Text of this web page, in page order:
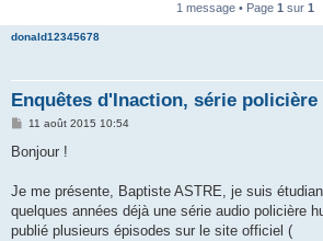
1 message • Page 1 sur 1
donald12345678
Enquêtes d'Inaction, série policière
M
s
g
11 août 2015 10:54
Bonjour !
Je me présente, Baptiste ASTRE, je suis
quelques années déjà une série audio policière
publié plusieurs épisodes sur le site officiel (